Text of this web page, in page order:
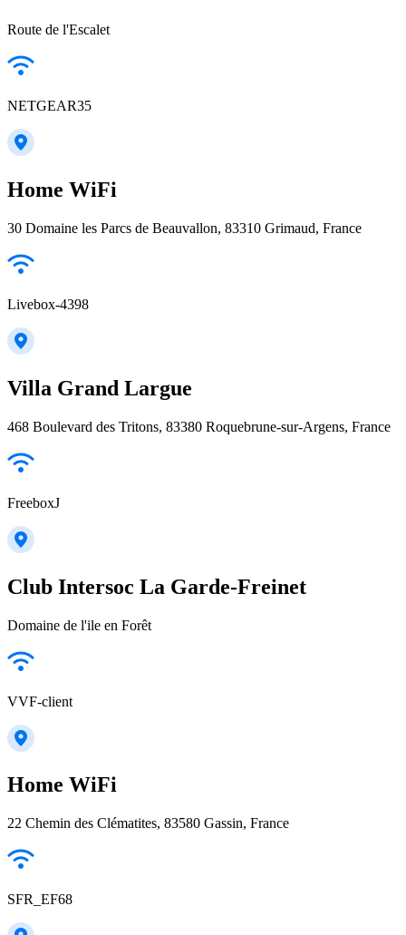
Route de l'Escalet
NETGEAR35
Home WiFi
30 Domaine les Parcs de Beauvallon, 83310 Grimaud, France
Livebox-4398
Villa Grand Largue
468 Boulevard des Tritons, 83380 Roquebrune-sur-Argens, France
FreeboxJ
Club Intersoc La Garde-Freinet
Domaine de l'ile en Forêt
VVF-client
Home WiFi
22 Chemin des Clématites, 83580 Gassin, France
SFR_EF68